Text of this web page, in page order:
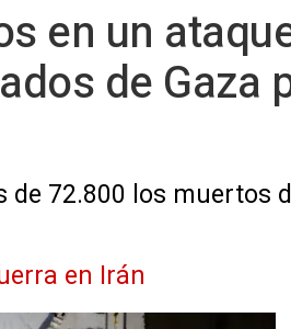
en un
de Gaza
72.800 los muertos
en Irán